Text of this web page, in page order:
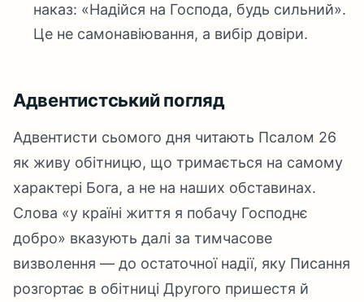
наказ: «Надійся на Господа, будь сильний».
Це не самонавіювання, а вибір довіри.
Адвентистський погляд
Адвентисти сьомого дня читають Псалом 26
як живу обітницю, що тримається на самому
характері Бога, а не на наших обставинах.
Слова «у країні життя я побачу Господнє
добро» вказують далі за тимчасове
визволення — до остаточної надії, яку Писання
розгортає в обітниці Другого пришестя й